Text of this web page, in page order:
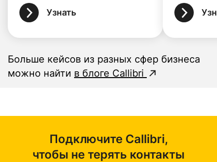
Узнать
Больше кейсов из разных сфер бизнеса
можно найти в блоге Callibri
Подключите Callibri,
чтобы не терять контакты